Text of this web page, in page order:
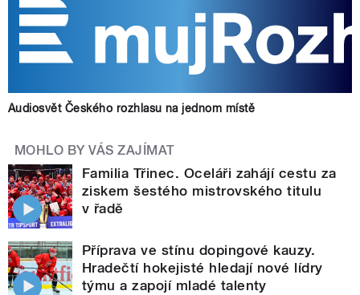
Audiosvět Českého rozhlasu na jednom místě
MOHLO BY VÁS ZAJÍMAT
Familia Třinec. Oceláři zahájí cestu za
ziskem šestého mistrovského titulu
v řadě
Příprava ve stínu dopingové kauzy.
Hradečtí hokejisté hledají nové lídry
týmu a zapojí mladé talenty